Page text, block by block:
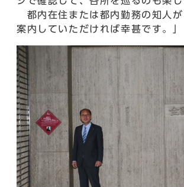
都内在住または都内勤務の知人が
案内していただければ幸甚です。」